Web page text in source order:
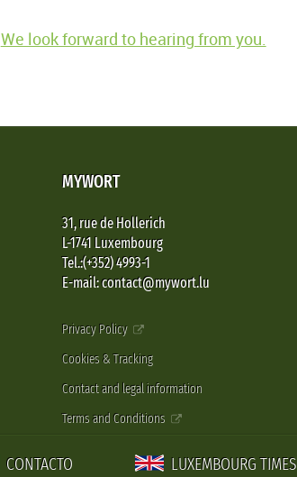
We look forward to hearing from you.
MYWORT
31, rue de Hollerich
L-1741 Luxembourg
Tel.:(+352) 4993-1
E-mail: contact@mywort.lu
Privacy Policy
Cookies & Tracking
Contact and legal information
Terms and Conditions
CONTACTO LUXEMBOURG TIMES